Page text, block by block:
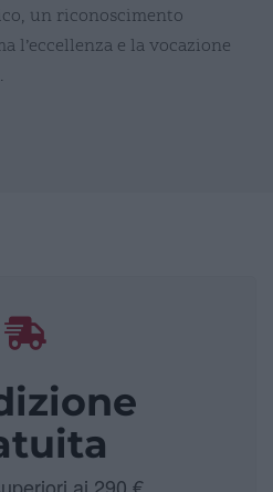
un riconoscimento
l’eccellenza e la vocazione
ai 290 €.